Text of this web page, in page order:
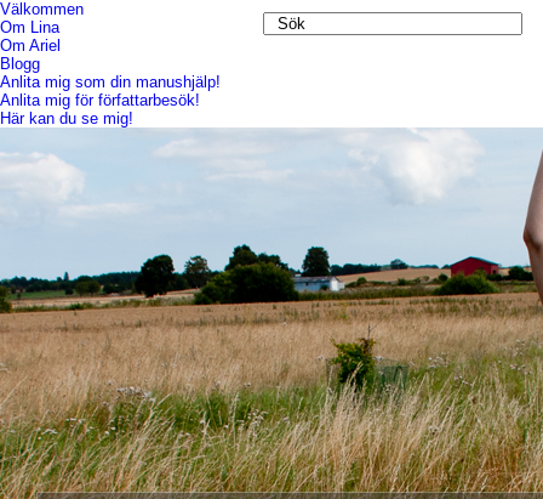
Välkommen
Om Lina
Om Ariel
Blogg
Anlita mig som din manushjälp!
Anlita mig för författarbesök!
Här kan du se mig!